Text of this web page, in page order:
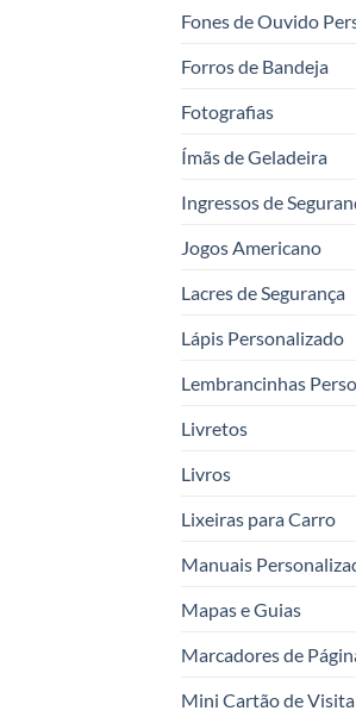
Fones de Ouvido
Forros de Bandeja
Fotografias
Ímãs de Geladeira
Ingressos de
Jogos Americano
Lacres de Segurança
Lápis Personalizado
Lembrancinhas
Livretos
Livros
Lixeiras para Carro
Manuais
Mapas e Guias
Marcadores de
Mini Cartão de Visita